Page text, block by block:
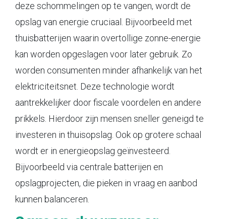
deze schommelingen op te vangen, wordt de
opslag van energie cruciaal. Bijvoorbeeld met
thuisbatterijen waarin overtollige zonne-energie
kan worden opgeslagen voor later gebruik. Zo
worden consumenten minder afhankelijk van het
elektriciteitsnet. Deze technologie wordt
aantrekkelijker door fiscale voordelen en andere
prikkels. Hierdoor zijn mensen sneller geneigd te
investeren in thuisopslag. Ook op grotere schaal
wordt er in energieopslag geïnvesteerd.
Bijvoorbeeld via centrale batterijen en
opslagprojecten, die pieken in vraag en aanbod
kunnen balanceren.